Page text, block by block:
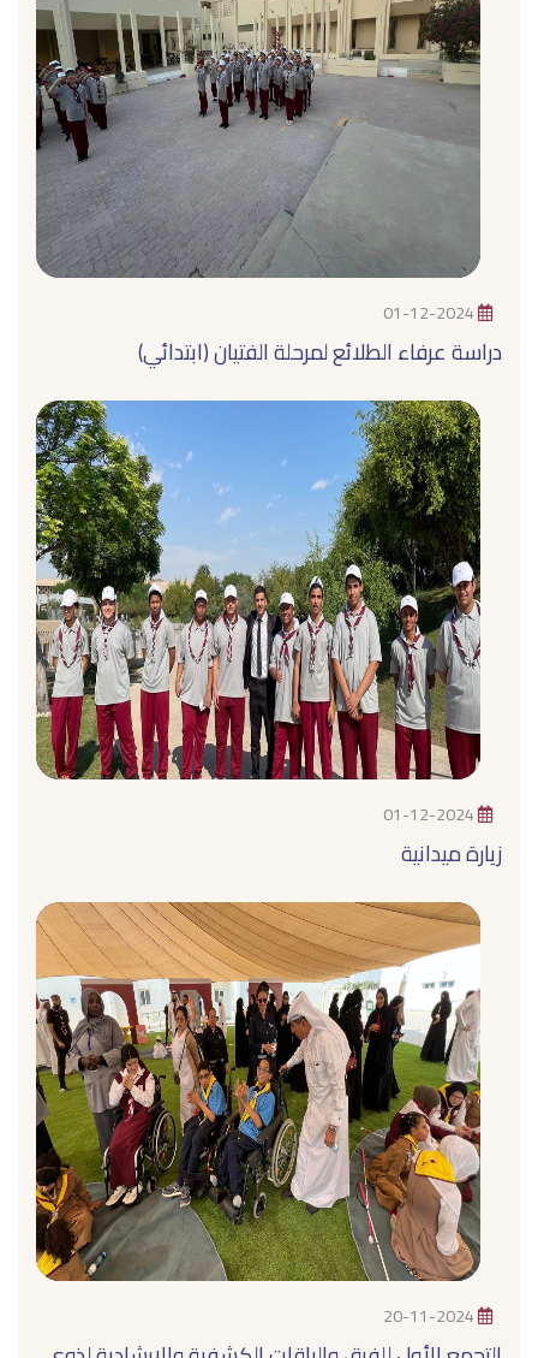
01-12-2024
دراسة عرفاء الطلائع لمرحلة الفتيان (ابتدائي)
01-12-2024
زيارة ميدانية
20-11-2024